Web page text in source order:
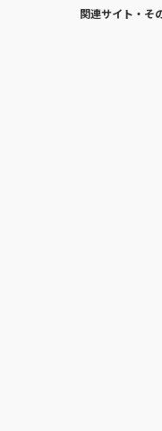
関連サイト・そ